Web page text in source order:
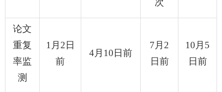
次
论文
重复
率监
测
1月 2 日
前
4月 10 日前
7月 2
日前
10月 5
日前